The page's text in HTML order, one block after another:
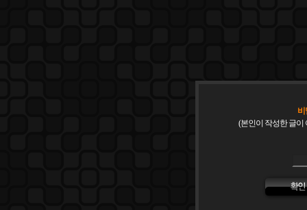
비
(본인이 작성한 글이